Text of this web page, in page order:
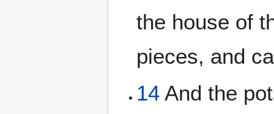
the house of
pieces, and
14 And the